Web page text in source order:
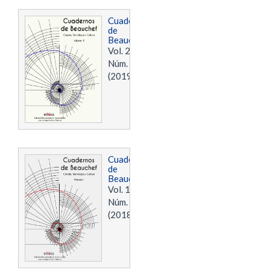
Cuadernos
de
Beauchef
Vol. 2
Núm. 1
(2019)
Cuadernos
de
Beauchef
Vol. 1
Núm. 1
(2018)